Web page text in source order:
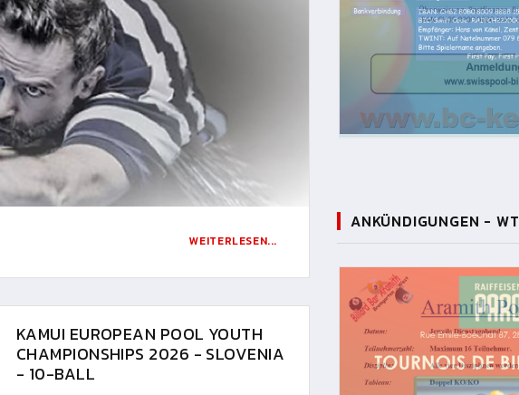
WEITERLESEN...
KAMUI EUROPEAN POOL YOUTH
CHAMPIONSHIPS 2026 - SLOVENIA
- 10-BALL
ANKÜNDIGUNGEN - WT